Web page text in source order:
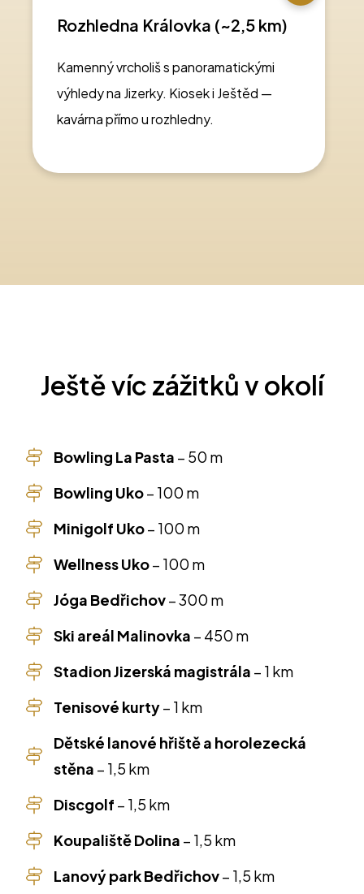
Rozhledna Královka (~2,5 km)
Kamenný vrcholiš s panoramatickými
výhledy na Jizerky. Kiosek i Ještěd —
kavárna přímo u rozhledny.
Ještě víc zážitků v okolí
Bowling La Pasta – 50 m
Bowling Uko– 100 m
Minigolf Uko– 100 m
Wellness Uko– 100 m
Jóga Bedřichov–300 m
Ski areál Malinovka – 450 m
Stadion Jizerská magistrála – 1 km
Tenisové kurty– 1 km
Dětské lanové hřiště a horolezecká
stěna – 1,5 km
Discgolf – 1,5 km
Koupaliště Dolina – 1,5 km
Lanový park Bedřichov– 1,5 km